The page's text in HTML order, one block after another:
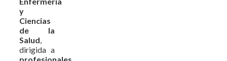
y
Ciencias
de la
Salud,
dirigida a